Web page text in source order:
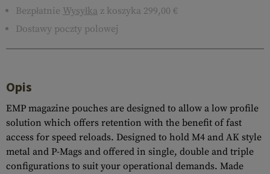
Bezpłatnie Wysyłka z koszyka 299,00 €
Dostawy poczty polowej
Opis
EMP magazine pouches are designed to allow a low profile
solution which offers retention with the benefit of fast
access for speed reloads. Designed to hold M4 and AK style
metal and P-Mags and offered in single, double and triple
configurations to suit your operational demands. Made